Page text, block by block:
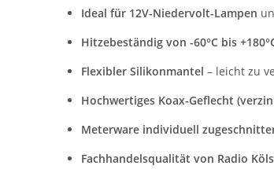
Ideal für 12V-Niedervolt-Lampen
Hitzebeständig von -60°C bis
Flexibler Silikonmantel – leicht zu
Hochwertiges Koax-Geflecht
Meterware individuell
Fachhandelsqualität von Radio